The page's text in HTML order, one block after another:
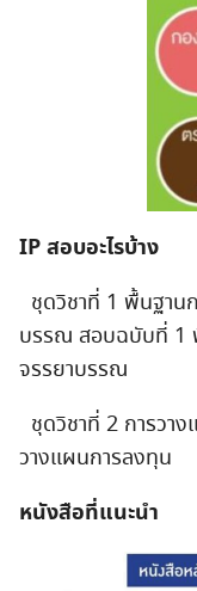
IP สอบอะไรบ้าง
ชุดวิชาที่ 1 พื้นฐาน
บรรณ สอบฉบับที่ 1
จรรยาบรรณ
ชุดวิชาที่ 2 การวา
วางแผนการลงทุน
หนังสือที่แนะนำ